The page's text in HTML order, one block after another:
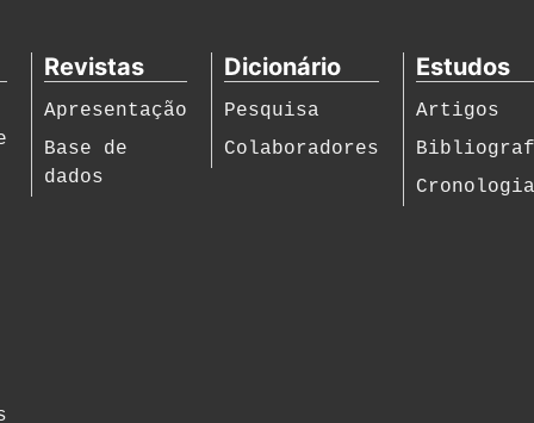
Revistas
Apresentação
Base de
dados
Dicionário
Pesquisa
Colaboradores
Estudos
Artigos